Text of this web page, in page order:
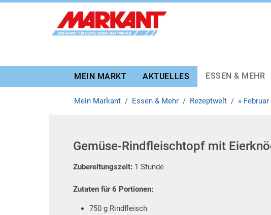
Zur Marktauswahl
Zur Hauptnavigation
Zum Hauptinhalt
Zum Fussbereich
MEIN MARKT AKTUELLES ESSEN & MEHR
Mein Markant Essen & Mehr Rezeptwelt » Februar
Gemüse-Rindfleischtopf mit
Zubereitungszeit: 1 Stunde
Zutaten für 6 Portionen:
750 g Rindfleisch